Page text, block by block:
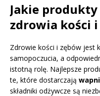
Jakie
zdrowia kości i
Zdrowie kości i zębów jest
samopoczucia, a
istotną rolę. Najlepsze
te, które dostarczają
składniki odżywcze są